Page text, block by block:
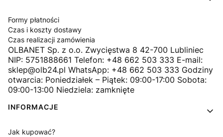
Formy płatności
Czas i koszty dostawy
Czas realizacji zamówienia
OLBANET Sp. z o.o. Zwycięstwa 8 42-700 Lubliniec
NIP: 5751888661 Telefon: +48 662 503 333 E-mail:
sklep@olb24.pl WhatsApp: +48 662 503 333 Godziny
otwarcia: Poniedziałek – Piątek: 09:00-17:00 Sobota:
09:00-13:00 Niedziela: zamknięte
INFORMACJE
Jak kupować?